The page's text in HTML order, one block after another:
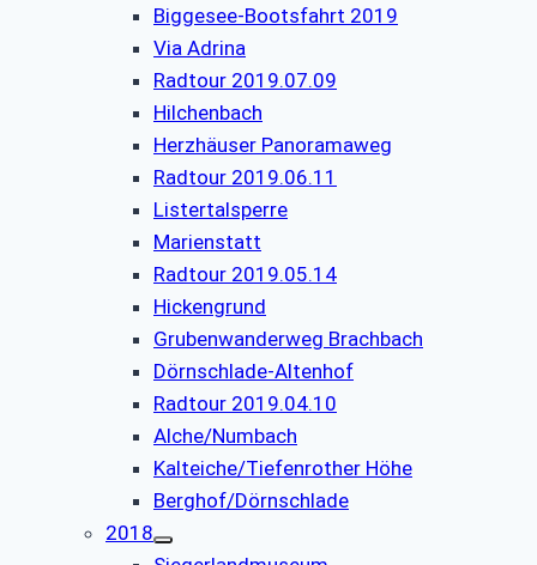
Biggesee-Bootsfahrt 2019
Via Adrina
Radtour 2019.07.09
Hilchenbach
Herzhäuser Panoramaweg
Radtour 2019.06.11
Listertalsperre
Marienstatt
Radtour 2019.05.14
Hickengrund
Grubenwanderweg Brachbach
Dörnschlade-Altenhof
Radtour 2019.04.10
Alche/Numbach
Kalteiche/Tiefenrother Höhe
Berghof/Dörnschlade
2018